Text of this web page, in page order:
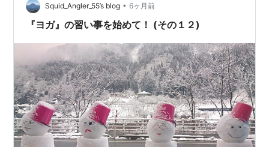
Squid_Angler_55’s blog • 6ヶ月前
『ヨガ』の習い事を始めて！ (その１２)